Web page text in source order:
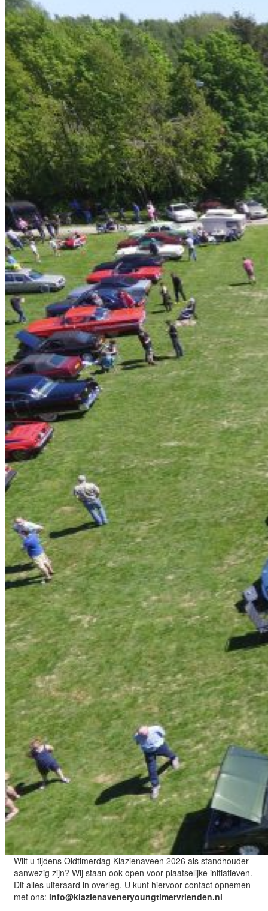
Wilt u tijdens Oldtimerdag Klazienaveen 2026 als standhouder
aanwezig zijn? Wij staan ook open voor plaatselijke initiatieven.
Dit alles uiteraard in overleg. U kunt hiervoor contact opnemen
met ons: info@klazienaveneryoungtimervrienden.nl